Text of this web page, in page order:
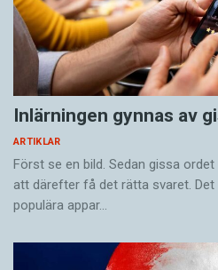
Inlärningen gynnas av
ARTIKLAR
Först se en bild. Sedan gissa
att därefter få det rätta svaret. Det
populära appar…